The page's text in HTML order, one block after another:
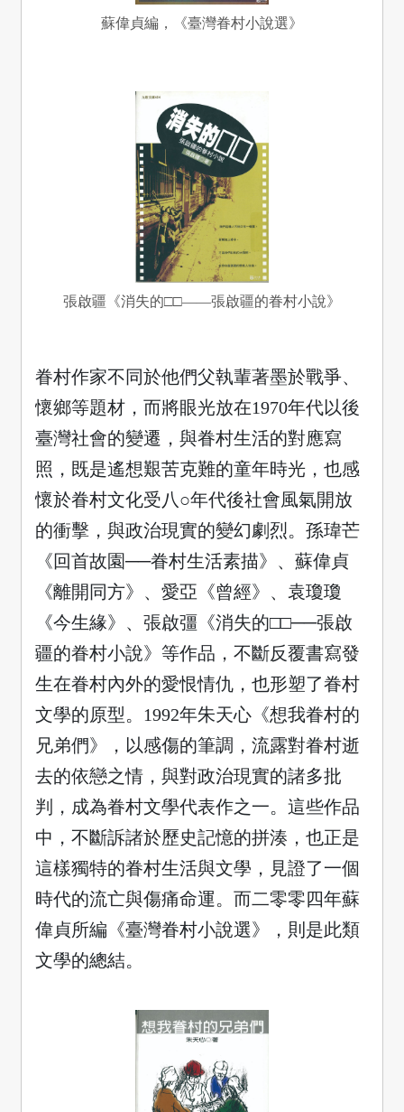
蘇偉貞編，《臺灣眷村小說選》
張啟疆《消失的□□——張啟疆的眷村小說》
眷村作家不同於他們父執輩著墨於戰爭、
懷鄉等題材，而將眼光放在1970年代以後
臺灣社會的變遷，與眷村生活的對應寫
照，既是遙想艱苦克難的童年時光，也感
懷於眷村文化受八○年代後社會風氣開放
的衝擊，與政治現實的變幻劇烈。孫瑋芒
《回首故園──眷村生活素描》、蘇偉貞
《離開同方》、愛亞《曾經》、袁瓊瓊
《今生緣》、張啟彊《消失的□□──張啟
疆的眷村小說》等作品，不斷反覆書寫發
生在眷村內外的愛恨情仇，也形塑了眷村
文學的原型。1992年朱天心《想我眷村的
兄弟們》，以感傷的筆調，流露對眷村逝
去的依戀之情，與對政治現實的諸多批
判，成為眷村文學代表作之一。 這些作品
中，不斷訴諸於歷史記憶的拼湊，也正是
這樣獨特的眷村生活與文學，見證了一個
時代的流亡與傷痛命運。而二零零四年蘇
偉貞所編《臺灣眷村小說選》，則是此類
文學的總結。